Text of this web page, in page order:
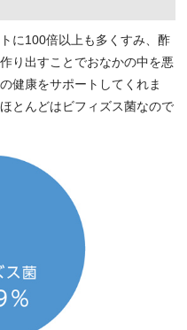
に100倍以上も多くすみ、酢
り出すことでおなかの中を悪
健康をサポートしてくれま
とんどはビフィズス菌なので